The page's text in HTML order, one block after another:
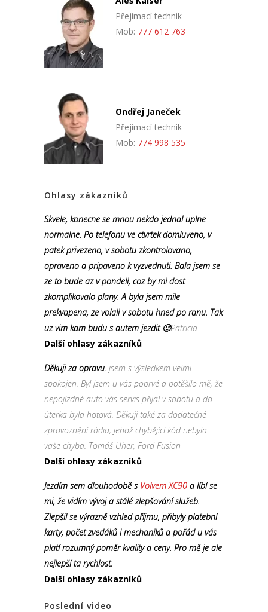
Přejímací technik
Mob: 777 612 763
Ondřej Janeček
Přejímací technik
Mob: 774 998 535
Ohlasy zákazníků
Skvele, konecne se mnou nekdo jednal uplne
normalne. Po telefonu ve ctvrtek domluveno, v
patek privezeno, v sobotu zkontrolovano,
opraveno a pripaveno k vyzvednuti. Bala jsem se
ze to bude az v pondeli, coz by mi dost
zkomplikovalo plany. A byla jsem mile
prekvapena, ze volali v sobotu hned po ranu. Tak
uz vim kam budu s autem jezdit 🙂Patricia
Další ohlasy zákazníků
Děkuji za opravu, jsem s výsledkem velmi
spokojen. Byl jsem u vás poprvé a potěšilo mě, že
nepojízdné auto vás servis přijal v sobotu a do
úterka byla hotová. Děkuji také za dodatečné
zprovoznění rádia, jehož chybějící kód nebyla
vaše chyba. Tomáš Uher, Ford Fusion
Další ohlasy zákazníků
Jezdím sem dlouhodobě s Volvem XC90 a líbí se
mi, že vidím vývoj a stálé zlepšování služeb.
Zlepšil se výrazně vzhled příjmu, přibyly platební
karty, počet zvedáků i mechaniků a pořád u vás
platí rozumný poměr kvality a ceny. Pro mě je ale
nejlepší ta rychlost.
Další ohlasy zákazníků
Poslední video